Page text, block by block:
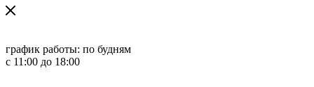
график работы: по будням
с 11:00 до 18:00